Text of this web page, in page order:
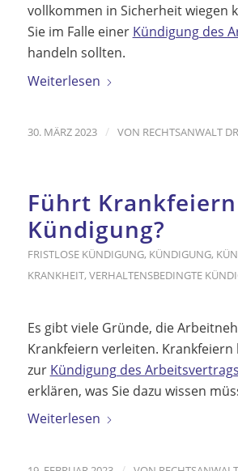
vollkommen in Sicherheit wiegen
Sie im Falle einer Kündigung des
handeln sollten.
Weiterlesen
30. MÄRZ 2023 / VON RECHTSANWALT
Führt
Kündigung?
FRISTLOSE KÜNDIGUNG, KÜNDIGUNG,
KRANKHEIT, VERHALTENSBEDINGTE
Es gibt viele Gründe, die
Krankfeiern verleiten. Krankfeiern
zur Kündigung des Arbeitsvertrags
erklären, was Sie dazu wissen
Weiterlesen